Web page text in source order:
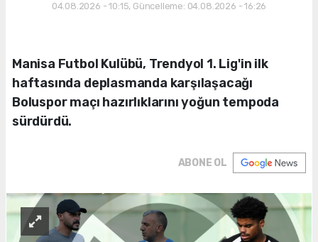
04.08.2026 - 10:15, Güncelleme: 04.08.2026 - 16:26
Manisa Futbol Kulübü, Trendyol 1. Lig'in ilk
haftasında deplasmanda karşılaşacağı
Boluspor maçı hazırlıklarını yoğun tempoda
sürdürdü.
ABONE OL